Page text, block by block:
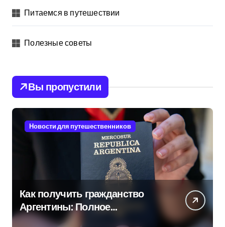
Питаемся в путешествии
Полезные советы
Вы пропустили
Новости для путешественников
Как получить гражданство
Аргентины: Полное
руководство